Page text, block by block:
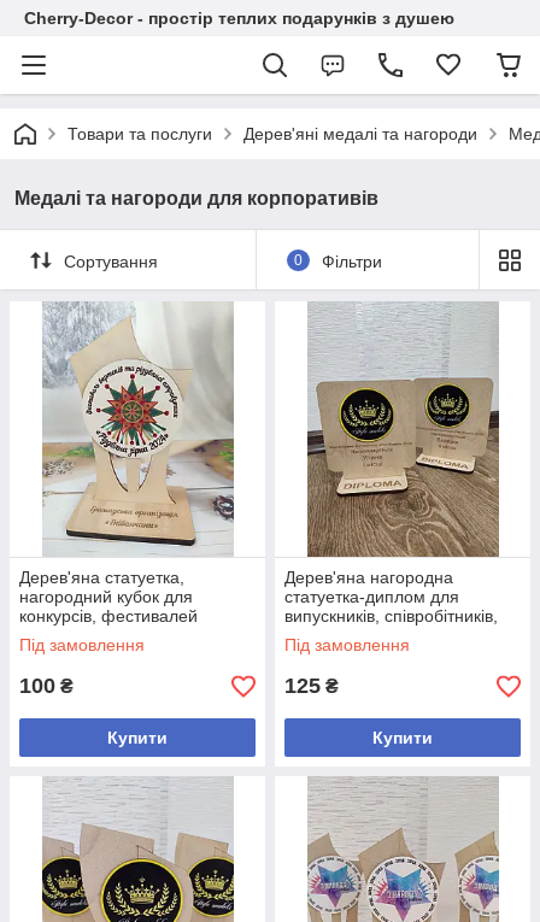
Cherry-Decor - простір теплих подарунків з душею
Товари та послуги Дерев'яні медалі та нагороди
Медалі та нагороди для корпоративів
Сортування 0 Фільтри
Дерев'яна статуетка,
нагородний кубок для
конкурсів, фестивалей
Під замовлення
100 ₴
Купити
Дерев'яна нагородна
статуетка-диплом для
випускників, співробітників,
конкурсів і корпоративів
Під замовлення
125 ₴
Купити